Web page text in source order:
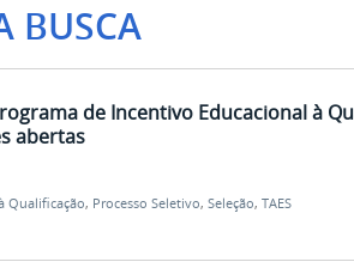
BUSCA
de Incentivo Educacional à
abertas
Qualificação, Processo Seletivo, Seleção, TAES